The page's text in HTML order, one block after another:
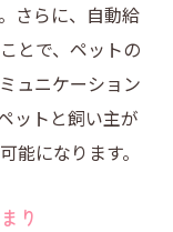
さらに、自動給
とで、ペットの
ュニケーション
ットと飼い主が
能になります。
り